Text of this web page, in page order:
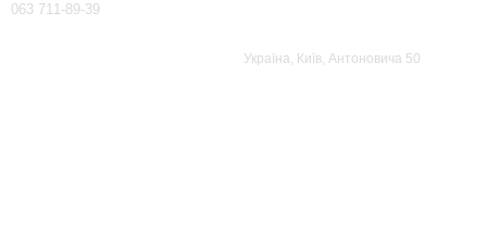
063 711-89-39
Україна, Київ, Антоновича 50